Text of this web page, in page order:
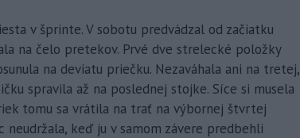
v šprinte. V sobotu predvádzal od začiatku
na čelo pretekov. Prvé dve strelecké položky
na deviatu priečku. Nezaváhala ani na tretej,
spravila až na poslednej stojke. Síce si musela
tomu sa vrátila na trať na výbornej štvrtej
keď ju v samom závere predbehli